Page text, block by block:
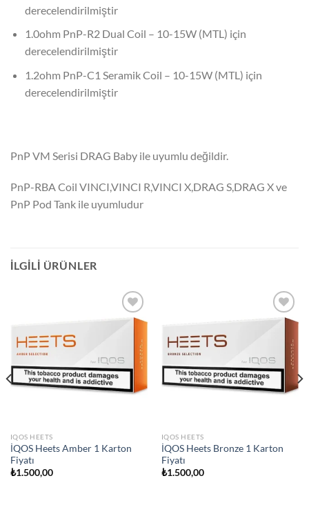
derecelendirilmiştir
1.0ohm PnP-R2 Dual Coil – 10-15W (MTL) için
derecelendirilmiştir
1.2ohm PnP-C1 Seramik Coil – 10-15W (MTL) için
derecelendirilmiştir
PnP VM Serisi DRAG Baby ile uyumlu değildir.
PnP-RBA Coil VINCI,VINCI R,VINCI X,DRAG S,DRAG X ve
PnP Pod Tank ile uyumludur
İLGILI ÜRÜNLER
Add to
IQOS HEETS
İQOS Heets Amber 1 Karton
Fiyatı
₺1.500,00
Add to
IQOS HEETS
İQOS Heets Bronze 1 Karton
Fiyatı
₺1.500,00